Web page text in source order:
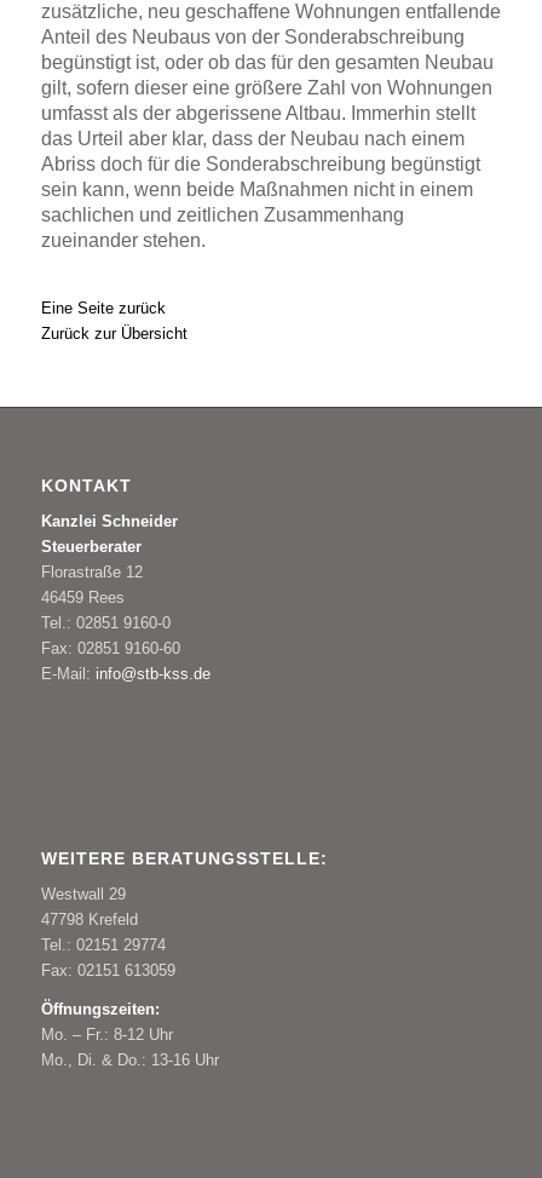
zusätzliche, neu geschaffene Wohnungen entfallende
Anteil des Neubaus von der Sonderabschreibung
begünstigt ist, oder ob das für den gesamten Neubau
gilt, sofern dieser eine größere Zahl von Wohnungen
umfasst als der abgerissene Altbau. Immerhin stellt
das Urteil aber klar, dass der Neubau nach einem
Abriss doch für die Sonderabschreibung begünstigt
sein kann, wenn beide Maßnahmen nicht in einem
sachlichen und zeitlichen Zusammenhang
zueinander stehen.
Eine Seite zurück
Zurück zur Übersicht
KONTAKT
Kanzlei Schneider
Steuerberater
Florastraße 12
46459 Rees
Tel.: 02851 9160-0
Fax: 02851 9160-60
E-Mail: info@stb-kss.de
WEITERE BERATUNGSSTELLE:
Westwall 29
47798 Krefeld
Tel.: 02151 29774
Fax: 02151 613059
Öffnungszeiten:
Mo. – Fr.: 8-12 Uhr
Mo., Di. & Do.: 13-16 Uhr